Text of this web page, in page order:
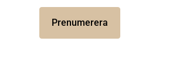
Prenumerera